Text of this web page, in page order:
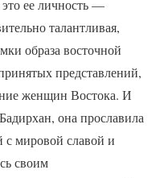
это ее личность —
талантливая,
образа восточной
представлений,
женщин Востока. И
она прославила
мировой славой и
своим